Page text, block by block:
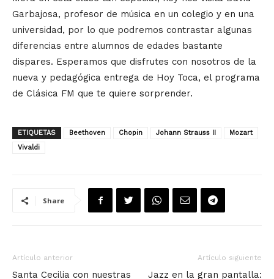
Garbajosa, profesor de música en un colegio y en una
universidad, por lo que podremos contrastar algunas
diferencias entre alumnos de edades bastante
dispares. Esperamos que disfrutes con nosotros de la
nueva y pedagógica entrega de Hoy Toca, el programa
de Clásica FM que te quiere sorprender.
ETIQUETAS Beethoven Chopin Johann Strauss II
Mozart
Vivaldi
Share
Artículo anterior
Santa Cecilia con nuestras
Artículo siguiente
Jazz en la gran pantalla: